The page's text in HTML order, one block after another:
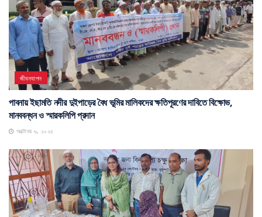
জীবনযাপন
পাবনায় ইছামতি নদীর দুইপাড়ের বৈধ ভূমির মালিকদের ক্ষতিপূরণের দাবিতে বিক্ষোভ,
মানববন্ধন ও স্মারকলিপি প্রদান
অক্টোবর ৬, ২০২৫